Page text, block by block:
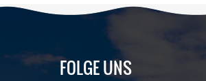
FOLGE UNS